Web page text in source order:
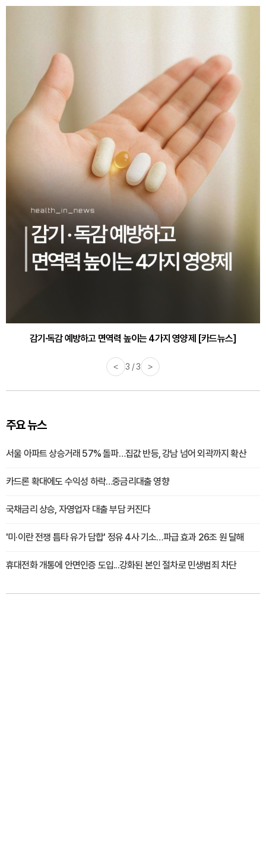
감기·독감 예방하고 면역력 높이는 4가지 영양제 [카드뉴스]
< 3 / 3 >
주요 뉴스
서울 아파트 상승거래 57% 돌파…집값 반등, 강남 넘어 외곽까지 확산
카드론 확대에도 수익성 하락…중금리대출 영향
국채금리 상승, 자영업자 대출 부담 커진다
'미·이란 전쟁 틈타 유가 담합' 정유 4사 기소…파급 효과 26조 원 달해
휴대전화 개통에 안면인증 도입...강화된 본인 절차로 민생범죄 차단